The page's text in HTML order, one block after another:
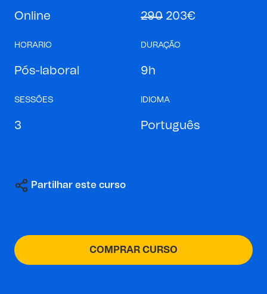
Online 290 203€
HORARIO
Pós-laboral
DURAÇÃO
9h
SESSÕES
3
IDIOMA
Português
Partilhar este curso
COMPRAR CURSO